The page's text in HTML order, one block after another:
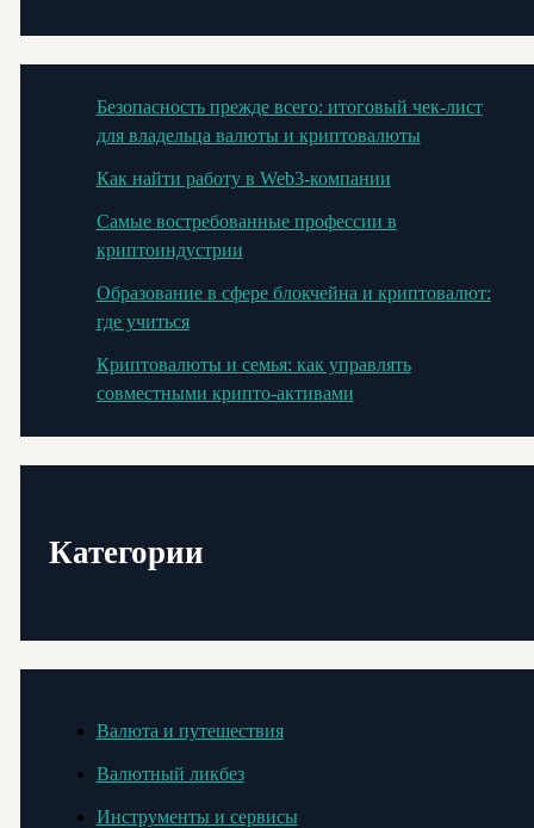
Безопасность прежде всего: итоговый чек-лист
для владельца валюты и криптовалюты
Как найти работу в Web3-компании
Самые востребованные профессии в
криптоиндустрии
Образование в сфере блокчейна и криптовалют:
где учиться
Криптовалюты и семья: как управлять
совместными крипто-активами
Категории
Валюта и путешествия
Валютный ликбез
Инструменты и сервисы